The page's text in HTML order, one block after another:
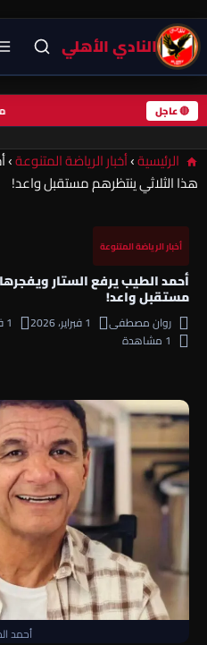
النادي الأهلي
🔴 عاجل
الرئيسية›أخبار الرياضة المتنوعة›
هذا الثلاثي ينتظرهم مستقبل واعد!
أخبار الرياضة المتنوعة
أحمد الطيب يرفع الستار
مستقبل واعد!
روان مصطفى 1 فبراير، 2026 1 فبراير، 2026
1 مشاهدة
أحمد